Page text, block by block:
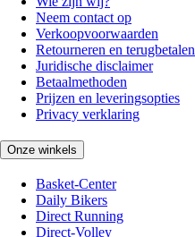
Neem contact op
Verkoopvoorwaarden
Retourneren en terugbetalen
Juridische disclaimer
Betaalmethoden
Prijzen en leveringsopties
Privacy verklaring
Onze winkels
Basket-Center
Daily Bikers
Direct Running
Direct-Volley